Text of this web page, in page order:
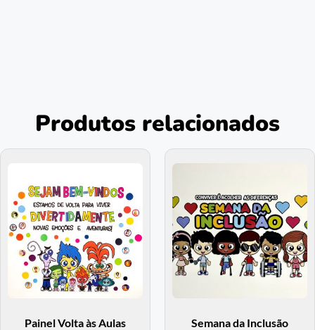
Produtos relacionados
Painel Volta às Aulas
Semana da Inclusão